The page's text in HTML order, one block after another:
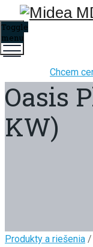
Chcem
Toggle
menu
Oasis
KW)
Produkty a riešenia /